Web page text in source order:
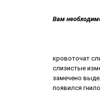
Вам
кровоточат
слизистые
замечено
появился